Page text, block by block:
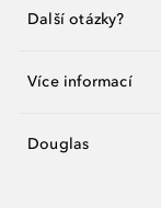
Další otázky?
Více informací
Douglas